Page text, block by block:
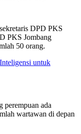
DPD PKS
PKS Jombang
50 orang.
untuk
perempuan ada
wartawan di depan